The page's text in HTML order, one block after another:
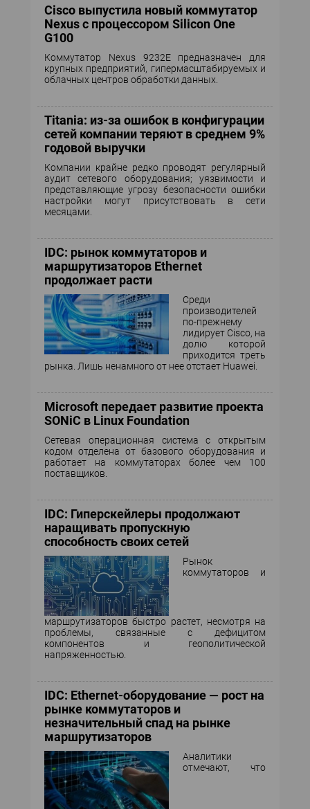
Cisco выпустила новый коммутатор
Nexus с процессором Silicon One
G100
Коммутатор Nexus 9232E предназначен для
крупных предприятий, гипермасштабируемых и
облачных центров обработки данных.
Titania: из-за ошибок в конфигурации
сетей компании теряют в среднем 9%
годовой выручки
Компании крайне редко проводят регулярный
аудит сетевого оборудования; уязвимости и
представляющие угрозу безопасности ошибки
настройки могут присутствовать в сети
месяцами.
IDC: рынок коммутаторов и
маршрутизаторов Ethernet
продолжает расти
Среди
производителей
по-прежнему
лидирует Cisco, на
долю которой
приходится треть
рынка. Лишь ненамного от нее отстает Huawei.
Microsoft передает развитие проекта
SONiC в Linux Foundation
Сетевая операционная система с открытым
кодом отделена от базового оборудования и
работает на коммутаторах более чем 100
поставщиков.
IDC: Гиперскейлеры продолжают
наращивать пропускную
способность своих сетей
Рынок
коммутаторов и
маршрутизаторов быстро растет, несмотря на
проблемы, связанные с дефицитом
компонентов и геополитической
напряженностью.
IDC: Ethernet-оборудование — рост на
рынке коммутаторов и
незначительный спад на рынке
маршрутизаторов
Аналитики
отмечают, что